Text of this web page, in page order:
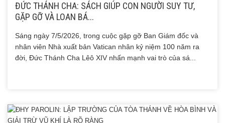
ĐỨC THÁNH CHA: SÁCH GIÚP CON NGƯỜI SUY TƯ,
GẶP GỠ VÀ LOAN BÁ...
Sáng ngày 7/5/2026, trong cuộc gặp gỡ Ban Giám đốc và
nhân viên Nhà xuất bản Vatican nhân kỷ niệm 100 năm ra
đời, Đức Thánh Cha Lêô XIV nhấn mạnh vai trò của sá...